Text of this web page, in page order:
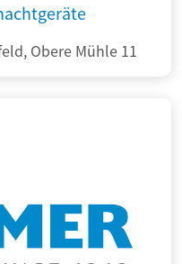
Obere Mühle 11